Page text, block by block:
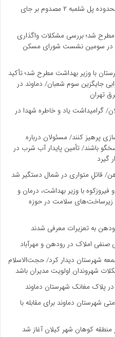
تصادف در محور دماوند – فیروزکوه محدوده پل شلمبه ۲ مصدوم بر جای
شد؛ بررسی مشکلات واگذاری
در سومین نشست شورای مسکن
با وزیر بهداشت مطرح شد؛ تأکید
بیمارستان ۱۹۰ تختخوابی جایگزین سوم شعبان/ دماوند در
تهران
گرامیداشت یاد و خاطره شهدا در
پرهیز کنند/ مسئولان درباره
باشند/ تأمین پایدار آب شرب در
گیرد
قاتلِ متواری در شمال دستگیر شد
با وزیر بهداشت، درمان و
زیرساخت‌های سلامت در حوزه
شهرستان دیدار کرد/ حجت‌الاسلام
شهروندان اولویت مدیران باشد
شهرستان دماوند برای مقابله با
کوهان شهر کیلان آغاز شد